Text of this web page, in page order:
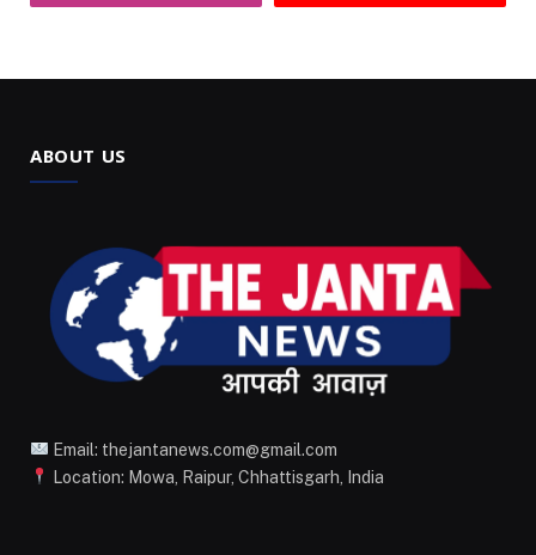
ABOUT US
Email: thejantanews.com@gmail.com
Location: Mowa, Raipur, Chhattisgarh, India